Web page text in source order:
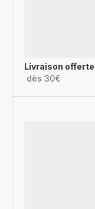
Livraison offerte
dès 30€